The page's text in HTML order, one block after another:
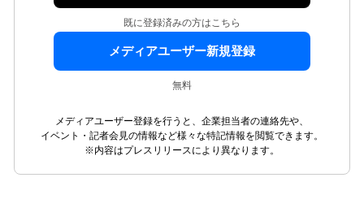
既に登録済みの方はこちら
メディアユーザー新規登録
無料
メディアユーザー登録を行うと、企業担当者の連絡先や、
イベント・記者会見の情報など様々な特記情報を閲覧できます。
※内容はプレスリリースにより異なります。